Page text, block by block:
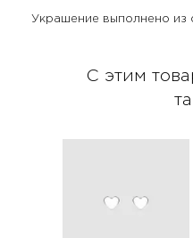
Украшение выполнено из
С этим